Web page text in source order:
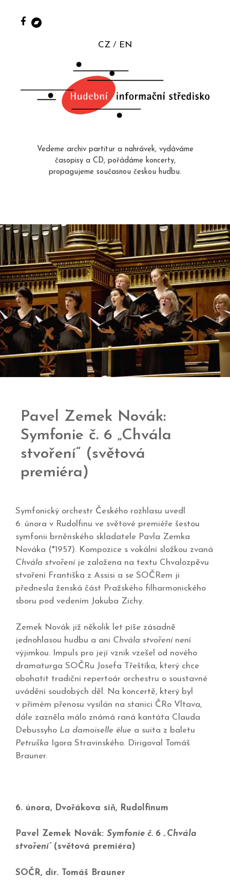
CZ EN
Vedeme archiv partitur a nahrávek, vydáváme
časopisy a CD, pořádáme koncerty,
propagujeme současnou českou hudbu.
Pavel Zemek Novák:
Symfonie č. 6 „Chvála
stvoření“ (světová
premiéra)
Symfonický orchestr Českého rozhlasu uvedl
6. února v Rudolfinu ve světové premiéře šestou
symfonii brněnského skladatele Pavla Zemka
Nováka (*1957). Kompozice s vokální složkou zvaná
Chvála stvořeníje založena na textu Chvalozpěvu
stvoření Františka z Assisi a se SOČRem ji
přednesla ženská část Pražského filharmonického
sboru pod vedením Jakuba Zichy.
Zemek Novák již několik let píše zásadně
jednohlasou hudbu a ani Chvála stvořenínení
výjimkou. Impuls pro její vznik vzešel od nového
dramaturga SOČRu Josefa Třeštíka, který chce
obohatit tradiční repertoár orchestru o soustavné
uvádění soudobých děl. Na koncertě, který byl
v přímém přenosu vysílán na stanici ČRo Vltava,
dále zazněla málo známá raná kantáta Clauda
Debussyho La damoiselle élue a suita z baletu
Petruška Igora Stravinského. Dirigoval Tomáš
Brauner.
6. února, Dvořákova síň, Rudolfinum
Pavel Zemek Novák: Symfonie č. 6 „Chvála
stvoření“(světová premiéra)
SOČR, dir. Tomáš Brauner